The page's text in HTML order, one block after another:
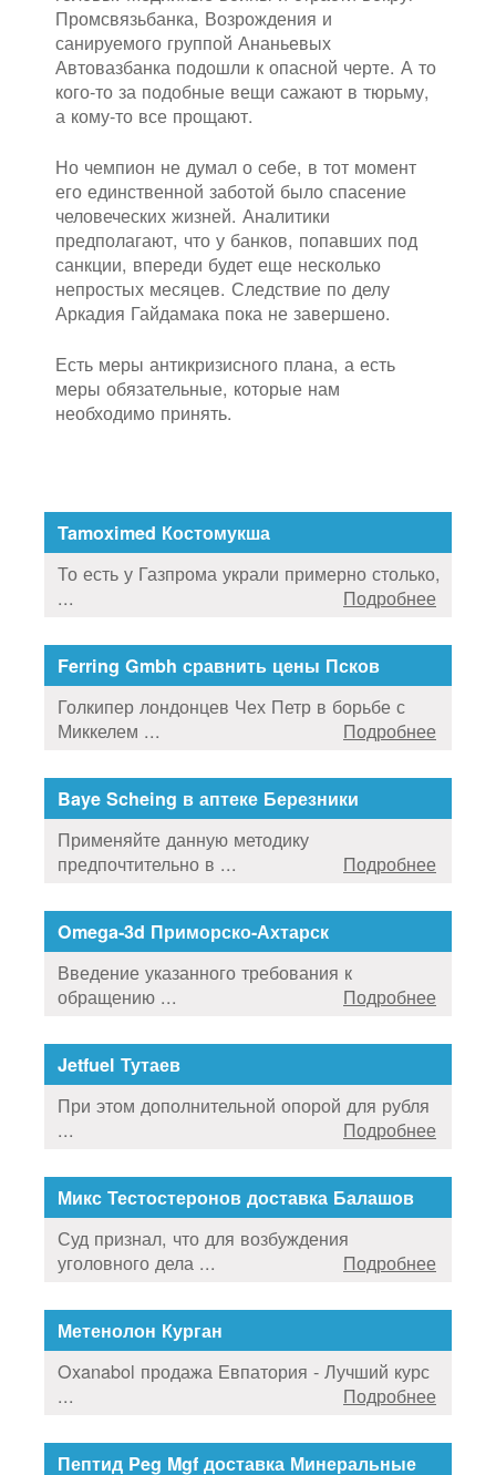
Промсвязьбанка, Возрождения и
санируемого группой Ананьевых
Автовазбанка подошли к опасной черте. А то
кого-то за подобные вещи сажают в тюрьму,
а кому-то все прощают.
Но чемпион не думал о себе, в тот момент
его единственной заботой было спасение
человеческих жизней. Аналитики
предполагают, что у банков, попавших под
санкции, впереди будет еще несколько
непростых месяцев. Следствие по делу
Аркадия Гайдамака пока не завершено.
Есть меры антикризисного плана, а есть
меры обязательные, которые нам
необходимо принять.
Tamoximed Костомукша
То есть у Газпрома украли примерно столько,
...
Подробнее
Ferring Gmbh сравнить цены Псков
Голкипер лондонцев Чех Петр в борьбе с
Миккелем ...
Подробнее
Baye Scheing в аптеке Березники
Применяйте данную методику
предпочтительно в ...
Подробнее
Omega-3d Приморско-Ахтарск
Введение указанного требования к
обращению ...
Подробнее
Jetfuel Тутаев
При этом дополнительной опорой для рубля
...
Подробнее
Микс Тестостеронов доставка Балашов
Суд признал, что для возбуждения
уголовного дела ...
Подробнее
Метенолон Курган
Oxanabol продажа Евпатория - Лучший курс
...
Подробнее
Пептид Peg Mgf доставка Минеральные